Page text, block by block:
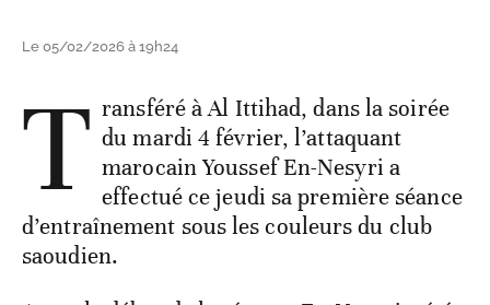
Le 05/02/2026 à 19h24
T ransféré à Al Ittihad, dans la soirée
du mardi 4 février, l’attaquant
marocain Youssef En-Nesyri a
effectué ce jeudi sa première séance
d’entraînement sous les couleurs du club
saoudien.